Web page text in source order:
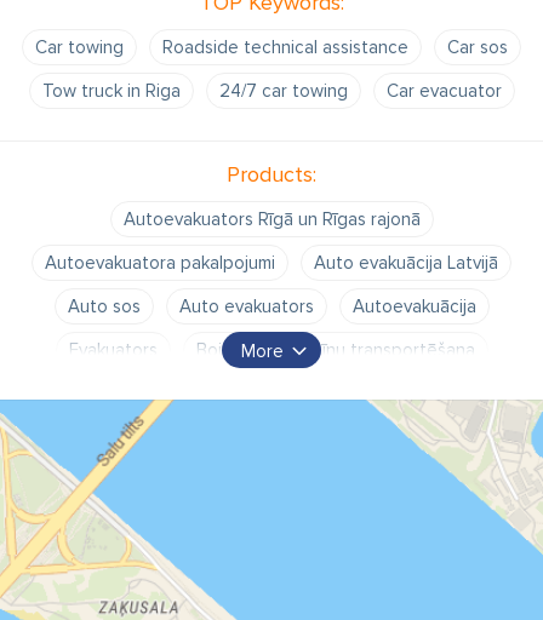
Car towing Roadside technical assistance
Car sos
Tow truck in Riga
24/7 car towing Car evacuator
Products:
Autoevakuators Rīgā un Rīgas rajonā
Autoevakuatora pakalpojumi
Auto evakuācija Latvijā
Auto sos
Auto evakuators
Autoevakuācija
Evakuators
Bojātu automašīnu transportēšana
Automašīnas nogādāšana mājās
Automašīnas pārvietošana pēc ceļu satiksmes negadījuma
Palīdzība auto transportēšanā
More